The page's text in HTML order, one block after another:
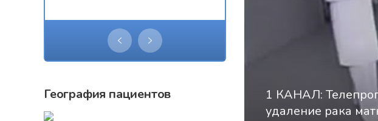
География пациентов
1 КАНАЛ:
удаление рака